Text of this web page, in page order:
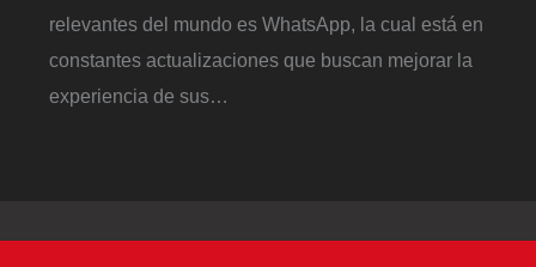
relevantes del mundo es WhatsApp, la cual está en
constantes actualizaciones que buscan mejorar la
experiencia de sus…